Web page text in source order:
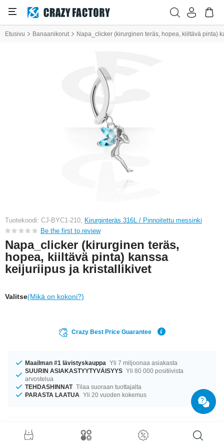
Etusivu Banaanikorut Napa_clicker (kirurginen teräs, hopea, kiiltävä pinta)
Tuotekoodi: CJ-BYC1-210, Kirurginteräs 316L / Pinnoitettu messinki
Be the first to review
Napa_clicker (kirurginen teräs,
hopea, kiiltävä pinta) kanssa
keijuriipus ja kristallikivet
Valitse(Mikä on kokoni?)
Crazy Best Price Guarantee
Maailman #1 lävistyskauppa Yli 7 miljoonaa asiakasta
SUURIN ASIAKASTYYTYVÄISYYS Yli 80 000 positiivista
arvostelua
TEHDASHINNAT Tilaa suoraan tuottajalta
PARASTA LAATUA Yli 20 vuoden kokemus